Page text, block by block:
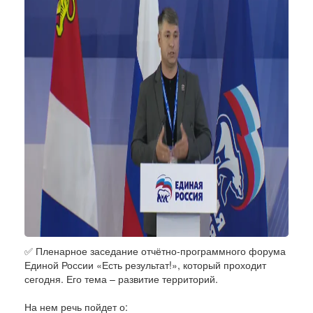
✅ Пленарное заседание отчётно-программного форума
Единой России «Есть результат!», который проходит
сегодня. Его тема – развитие территорий.
На нем речь пойдет о: